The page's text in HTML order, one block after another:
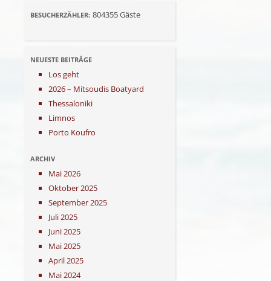
BESUCHERZÄHLER: 804355Gäste
NEUESTE BEITRÄGE
Los geht
2026 – Mitsoudis Boatyard
Thessaloniki
Limnos
Porto Koufro
ARCHIV
Mai 2026
Oktober 2025
September 2025
Juli 2025
Juni 2025
Mai 2025
April 2025
Mai 2024